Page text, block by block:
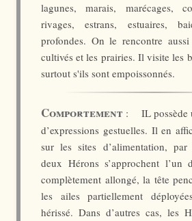
lagunes, marais, marécages,
rivages, estrans, estuaires,
profondes. On le rencontre
cultivés et les prairies. Il visite les
surtout s'ils sont empoissonnés.
Comportement : IL possède
d’expressions gestuelles. Il en
sur les sites d’alimentation, par
deux Hérons s’approchent l’un
complètement allongé, la tête
les ailes partiellement
hérissé. Dans d’autres cas, les